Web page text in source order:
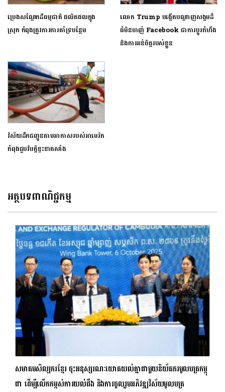
ប្រេងសណ្ដែកដីធម្មជាតិ ផលិតផលក្នុង
ស្រុក កំពុងត្រូវការការគាំទ្របន្ថែម
លោក Trump បង្កើតបណ្តាញសង្គមដ៏
ធំមិនចាញ់ Facebook ជាការប្តូរកំហឹង
និងការអន់ចិត្តរបស់ខ្លួន
វិស័យដឹកជញ្ជូនតាមអាកាសរបស់អាមេរិក
កំពុងជួបវិបត្តិខ្វះខាតសាំង
អត្ថបទពាណិជ្ជកម្ម
សមាគមសិល្បករខ្មែរ ចុះអនុស្សរណៈយោគយល់គ្នាជាមួយនិយ័តករមូលបត្រកម្ពុ
ជា ដើម្បីលើកកម្ពស់ការយល់ដឹង និងការចូលរួមអភិវឌ្ឍវិស័យមូលបត្រ